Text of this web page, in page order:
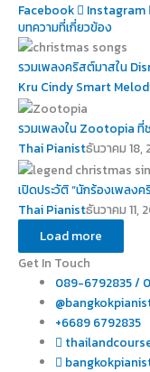
Facebook Instagram
บทความที่เกี่ยวข้อง
รวมเพลงคริสต์มาสใน
Kru Cindy Smart
รวมเพลงใน Zootopia ที่
Thai Pianistธันวาคม 18,
เปิดประวัติ “นักร้องเพลง
Thai Pianistธันวาคม 11,
Load more
Get In Touch
089-6792835 /
+6689 6792835